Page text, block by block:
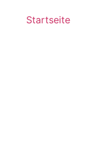
Startseite